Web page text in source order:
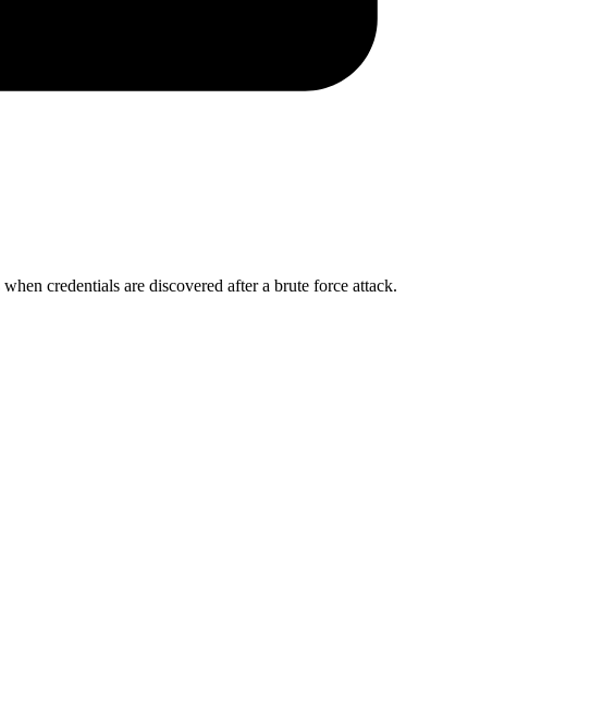
credentials are discovered after a brute force attack.